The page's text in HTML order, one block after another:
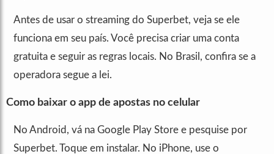
Antes de usar o streaming do Superbet, veja se ele
funciona em seu país. Você precisa criar uma conta
gratuita e seguir as regras locais. No Brasil, confira se a
operadora segue a lei.
Como baixar o app de apostas no celular
No Android, vá na Google Play Store e pesquise por
Superbet. Toque em instalar. No iPhone, use o